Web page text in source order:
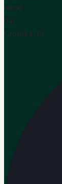
08:00
0-0
Croatia U19